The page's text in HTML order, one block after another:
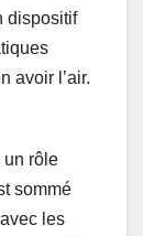
dispositif
avoir l’air.
un rôle
sommé
avec les